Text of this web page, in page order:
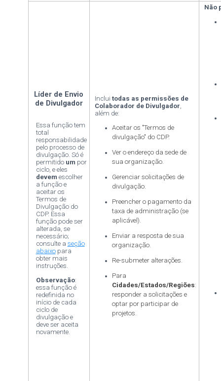
Líder de Envio
de Divulgador
Essa função tem
total
responsabilidade
pelo processo de
divulgação. Só é
permitido um por
ciclo, e eles
devem escolher
a função e
aceitar os
Termos de
Divulgação do
CDP. Essa
função pode ser
alterada, se
necessário;
consulte a seção
abaixopara
obter mais
instruções.
Observação:
essa função é
redefinida no
início de cada
ciclo de
divulgação e
deve ser aceita
novamente.
Inclui todas as permissões de
Colaborador de Divulgador,
além de:
Aceitar os "Termos de
divulgação" do CDP.
Ver o endereço da sede de
sua organização.
Gerenciar solicitações de
divulgação.
Preencher o pagamento da
taxa de administração (se
aplicável).
Enviar a resposta de sua
organização.
Re-submeter alterações.
Para
Cidades/Estados/Regiões:
responder a solicitações e
optar por participar de
projetos.
Não